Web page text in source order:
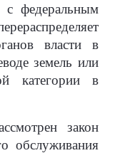
с федеральным
власти в
земель или
категории в
закон
обслуживания